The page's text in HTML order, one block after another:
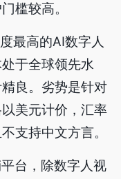
槛较高。
最高的AI数字人
于全球领先水
良。劣势是针对
美元计价，汇率
支持中文方言。
台，除数字人视